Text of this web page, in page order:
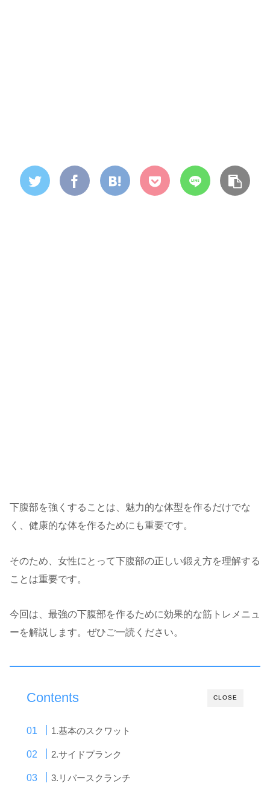
下腹部を強くすることは、魅力的な体型を作るだけでな
く、健康的な体を作るためにも重要です。
そのため、女性にとって下腹部の正しい鍛え方を理解する
ことは重要です。
今回は、最強の下腹部を作るために効果的な筋トレメニュ
ーを解説します。ぜひご一読ください。
CLOSE
Contents
1.基本のスクワット
2.サイドプランク
3.リバースクランチ